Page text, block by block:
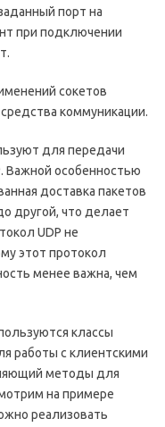
порт на
при подключении
сокетов
коммуникации.
для передачи
. Важной особенностью
доставка пакетов
другой, что делает
UDP не
этот протокол
менее важна, чем
классы
работы с клиентскими
методы для
на примере
реализовать